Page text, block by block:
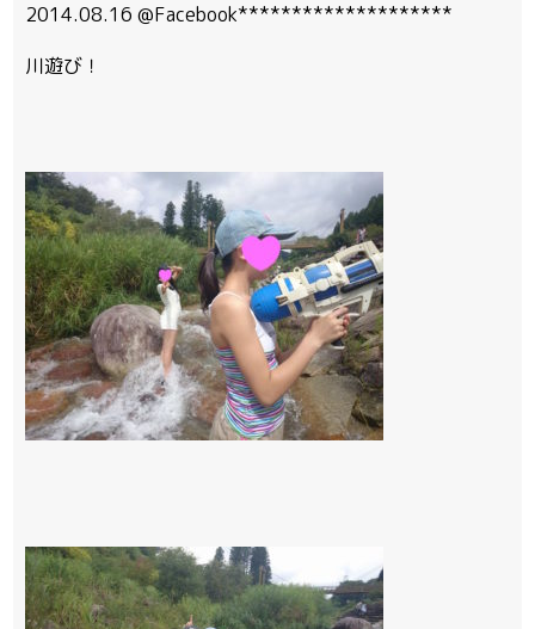
2014.08.16 @Facebook********************
川遊び！